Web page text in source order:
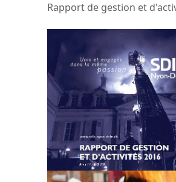
Rapport de gestion et